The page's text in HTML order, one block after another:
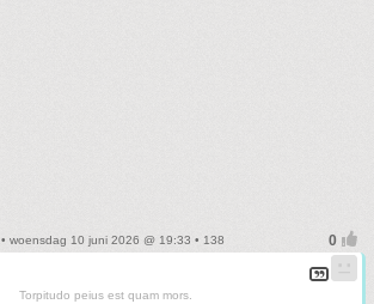
• woensdag 10 juni 2026 @ 19:33 • 138
Torpitudo peius est quam mors.